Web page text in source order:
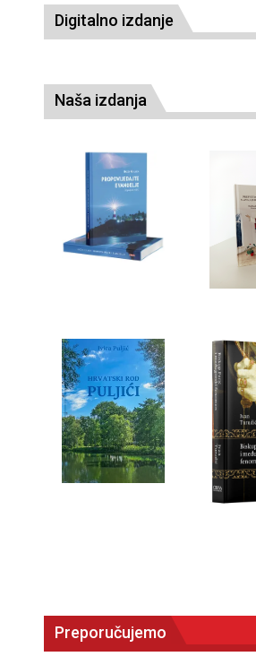
Digitalno izdanje
Naša izdanja
Preporučujemo